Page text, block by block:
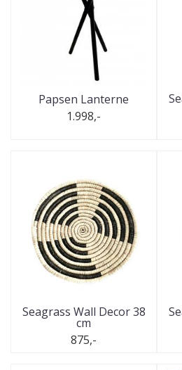
Papsen Lanterne
1.998,-
Seagrass Wall Decor 38
cm
875,-